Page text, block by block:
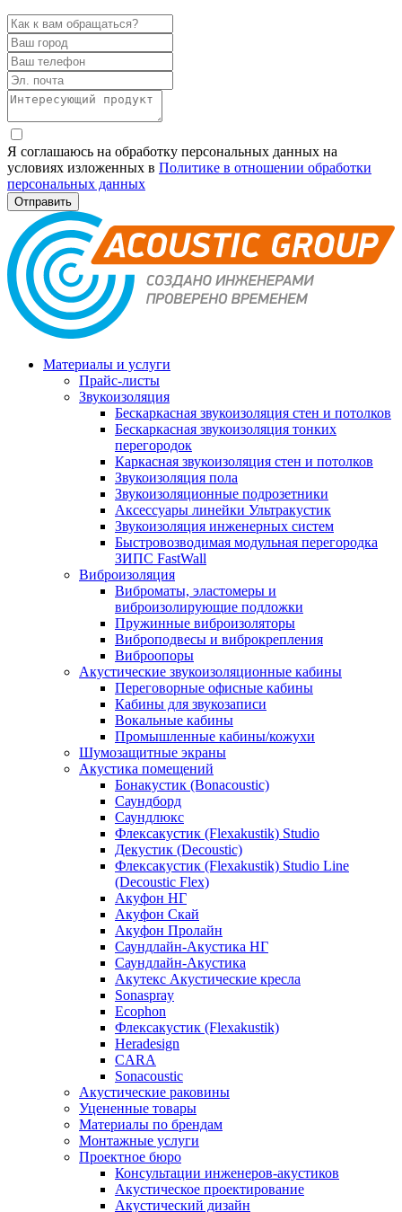
Я соглашаюсь на обработку персональных данных на
условиях изложенных в Политике в отношении обработки
персональных данных
Материалы и услуги
Прайс-листы
Звукоизоляция
Бескаркасная звукоизоляция стен и потолков
Бескаркасная звукоизоляция тонких
перегородок
Каркасная звукоизоляция стен и потолков
Звукоизоляция пола
Звукоизоляционные подрозетники
Аксессуары линейки Ультракустик
Звукоизоляция инженерных систем
Быстровозводимая модульная перегородка
ЗИПС FastWall
Виброизоляция
Виброматы, эластомеры и
виброизолирующие подложки
Пружинные виброизоляторы
Виброподвесы и виброкрепления
Виброопоры
Акустические звукоизоляционные кабины
Переговорные офисные кабины
Кабины для звукозаписи
Вокальные кабины
Промышленные кабины/кожухи
Шумозащитные экраны
Акустика помещений
Бонакустик (Bonacoustic)
Саундборд
Саундлюкс
Флексакустик (Flexakustik) Studio
Декустик (Decoustic)
Флексакустик (Flexakustik) Studio Line
(Decoustic Flex)
Акуфон НГ
Акуфон Скай
Акуфон Пролайн
Саундлайн-Акустика НГ
Саундлайн-Акустика
Акутекс Акустические кресла
Sonaspray
Ecophon
Флексакустик (Flexakustik)
Heradesign
CARA
Sonacoustic
Акустические раковины
Уцененные товары
Материалы по брендам
Монтажные услуги
Проектное бюро
Консультации инженеров-акустиков
Акустическое проектирование
Акустический дизайн